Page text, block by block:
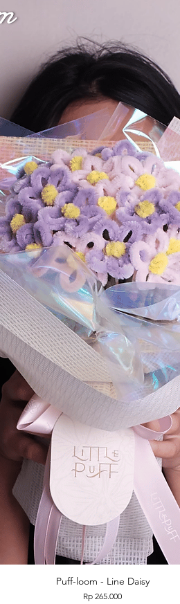
Quick View
Puff-loom - Line Daisy
Price
Rp 265.000